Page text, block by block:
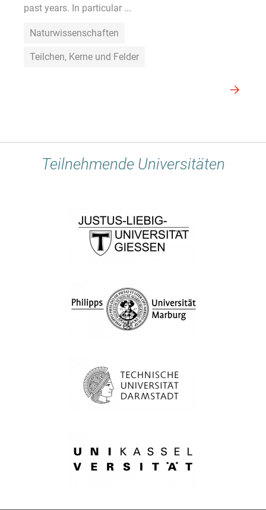
past years. In particular ...
Naturwissenschaften
Teilchen, Kerne und Felder
Teilnehmende Universitäten